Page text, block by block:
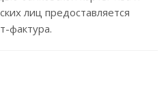
лиц предоставляется
фактура.